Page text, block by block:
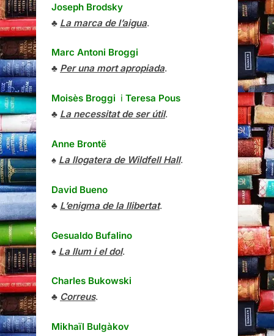
Joseph Brodsky
♣ La marca de l’aigua.
Marc Antoni Broggi
♣ Per una mort apropiada.
Moisès Broggi i Teresa Pous
♣ La necessitat de ser útil.
Anne Brontë
♠ La llogatera de Wildfell Hall.
David Bueno
♣ L’enigma de la llibertat.
Gesualdo Bufalino
♠ La llum i el dol.
Charles Bukowski
♣ Correus.
Mikhaïl Bulgàkov